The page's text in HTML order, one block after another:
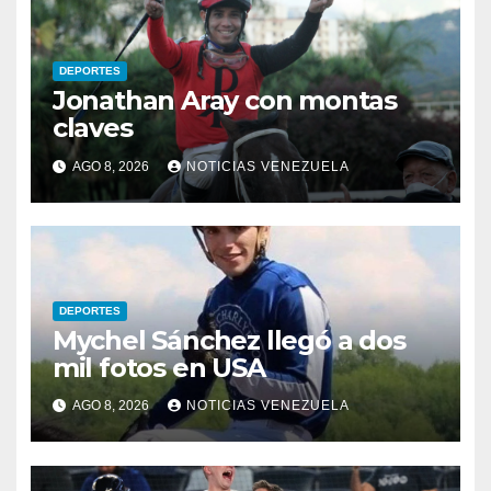
DEPORTES
Jonathan Aray con montas
claves
AGO 8, 2026 NOTICIAS VENEZUELA
DEPORTES
Mychel Sánchez llegó a dos
mil fotos en USA
AGO 8, 2026 NOTICIAS VENEZUELA